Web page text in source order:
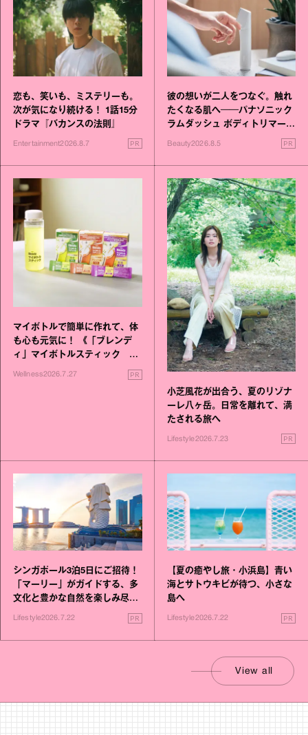
恋も、笑いも、ミステリーも。
次が気になり続ける！ 1話15分
ドラマ『バカンスの法則』
Entertainment2026.8.7 PR
彼の想いが二人をつなぐ。触れ
たくなる肌へ──パナソニック
ラムダッシュ ボディトリマーが
Beauty2026.8.5 PR
マイボトルで簡単に作れて、体
も心も元気に！ 《「ブレンデ
ィ」マイボトルスティック い
いこと毎日》シリーズが誕生
Wellness2026.7.27 PR
小芝風花が出合う、夏のリゾナ
ーレ八ヶ岳。日常を離れて、満
たされる旅へ
Lifestyle2026.7.23 PR
シンガポール3泊5日にご招待！
「マーリー」がガイドする、多
文化と豊かな自然を楽しみ尽く
Lifestyle2026.7.22 PR
【夏の癒やし旅・小浜島】青い
海とサトウキビが待つ、小さな
島へ
Lifestyle2026.7.22 PR
View all